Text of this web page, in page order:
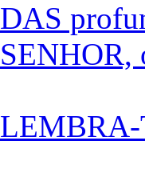
DAS
SENHOR,
LEMBRA-